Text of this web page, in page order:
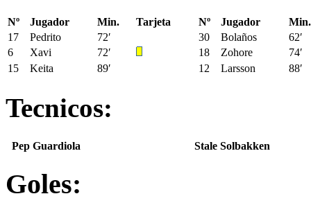
Nº Jugador Min. Tarjeta Nº Jugador
Min.
17
Pedrito 72′ 30 Bolaños
62′
6
Xavi 72′ 18 Zohore
74′
15
Keita 89′ 12 Larsson 88′
Tecnicos:
Pep Guardiola Stale Solbakken
Goles: